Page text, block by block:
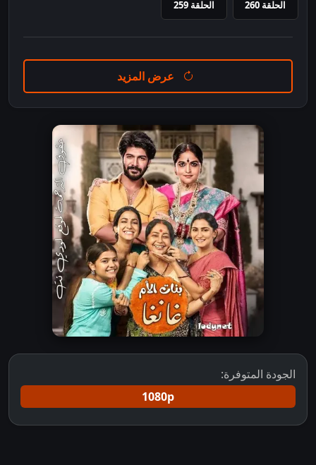
الحلقة 260 الحلقة 259
عرض المزيد
الجودة المتوفرة:
1080p